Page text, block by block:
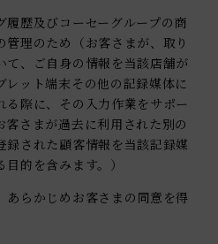
履歴及びコーセーグループの商
管理のため（お客さまが、取り
て、ご自身の情報を当該店舗が
レット端末その他の記録媒体に
る際に、その入力作業をサポー
客さまが過去に利用された別の
録された顧客情報を当該記録媒
的を含みます。）
あらかじめお客さまの同意を得